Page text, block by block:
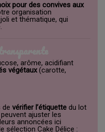
pour des convives aux
organisation
et thématique, qui
arôme, acidifiant
végétaux(carotte,
de vérifier l’étiquette du lot
ajuster les
annoncées ici
sélection Cake Délice :